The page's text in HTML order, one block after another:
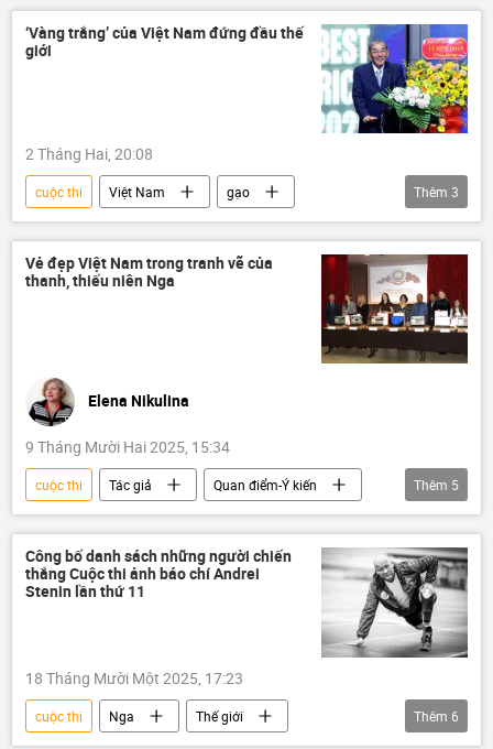
chụp ảnh
MIA Rossiya Segodnya
báo chí
‘Vàng trắng’ của Việt Nam đứng đầu thế
giới
2 Tháng Hai, 20:08
cuộc thi Việt Nam
gạo
lúa gạo
Kinh tế
thông tin
Cần Thơ
Thêm 3
Vẻ đẹp Việt Nam trong tranh vẽ của
thanh, thiếu niên Nga
Elena Nikulina
9 Tháng Mười Hai 2025, 15:34
cuộc thi Tác giả
Quan điểm-Ý kiến
chuyên gia
Văn hóa
Hợp tác Nga-Việt
Nga Việt Nam
Thêm 5
Công bố danh sách những người chiến
thắng Cuộc thi ảnh báo chí Andrei
Stenin lần thứ 11
18 Tháng Mười Một 2025, 17:23
cuộc thi Nga
Thế giới
Thêm 6